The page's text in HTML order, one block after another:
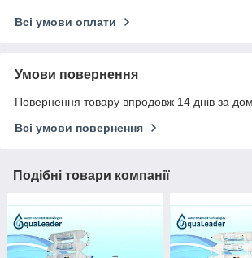
Всі умови оплати
Умови повернення
Повернення товару впродовж 14 днів за
Всі умови повернення
Подібні товари компанії